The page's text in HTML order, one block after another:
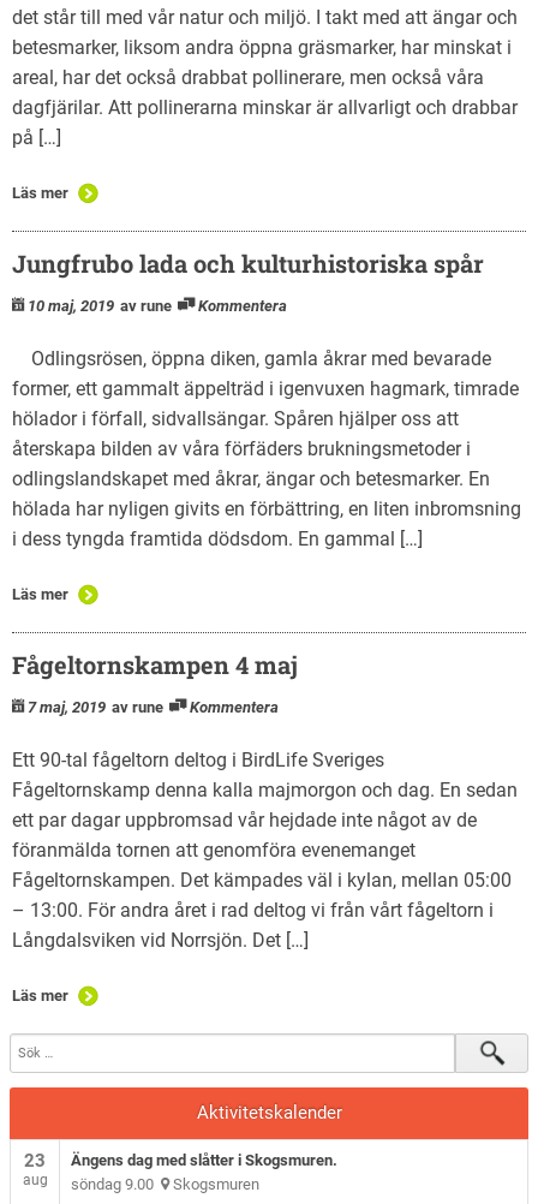
det står till med vår natur och miljö. I takt med att ängar och
betesmarker, liksom andra öppna gräsmarker, har minskat i
areal, har det också drabbat pollinerare, men också våra
dagfjärilar. Att pollinerarna minskar är allvarligt och drabbar
på […]
Läs mer
Jungfrubo lada och kulturhistoriska spår
10 maj, 2019 av rune Kommentera
Odlingsrösen, öppna diken, gamla åkrar med bevarade
former, ett gammalt äppelträd i igenvuxen hagmark, timrade
hölador i förfall, sidvallsängar. Spåren hjälper oss att
återskapa bilden av våra förfäders brukningsmetoder i
odlingslandskapet med åkrar, ängar och betesmarker. En
hölada har nyligen givits en förbättring, en liten inbromsning
i dess tyngda framtida dödsdom. En gammal […]
Läs mer
Fågeltornskampen 4 maj
7 maj, 2019 av rune Kommentera
Ett 90-tal fågeltorn deltog i BirdLife Sveriges
Fågeltornskamp denna kalla majmorgon och dag. En sedan
ett par dagar uppbromsad vår hejdade inte något av de
föranmälda tornen att genomföra evenemanget
Fågeltornskampen. Det kämpades väl i kylan, mellan 05:00
– 13:00. För andra året i rad deltog vi från vårt fågeltorn i
Långdalsviken vid Norrsjön. Det […]
Läs mer
Aktivitetskalender
23
aug
Ängens dag med slåtter i Skogsmuren.
söndag 9.00 Skogsmuren